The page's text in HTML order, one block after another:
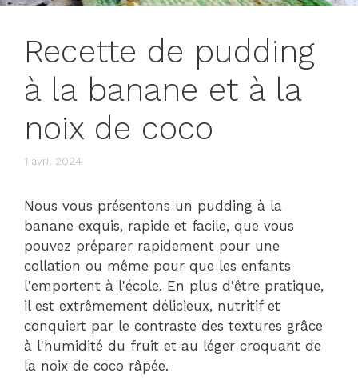
Recette de pudding
à la banane et à la
noix de coco
1 avril 2024
Nous vous présentons un pudding à la
banane exquis, rapide et facile, que vous
pouvez préparer rapidement pour une
collation ou même pour que les enfants
l'emportent à l'école. En plus d'être pratique,
il est extrêmement délicieux, nutritif et
conquiert par le contraste des textures grâce
à l'humidité du fruit et au léger croquant de
la noix de coco râpée.